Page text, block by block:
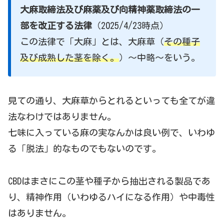
大麻取締法及び麻薬及び向精神薬取締法の一
部を改正する法律 （2025/4/23時点）
この法律で「大麻」とは、大麻草（その種子
及び成熟した茎を除く。）～中略～をいう。
見ての通り、大麻草からとれるといっても全てが違
法なわけではありません。
七味に入っている麻の実なんかは良い例で、いわゆ
る「脱法」的なものでもないのです。
CBDはまさにこの茎や種子から抽出される製品であ
り、精神作用（いわゆるハイになる作用）や中毒性
はありません。